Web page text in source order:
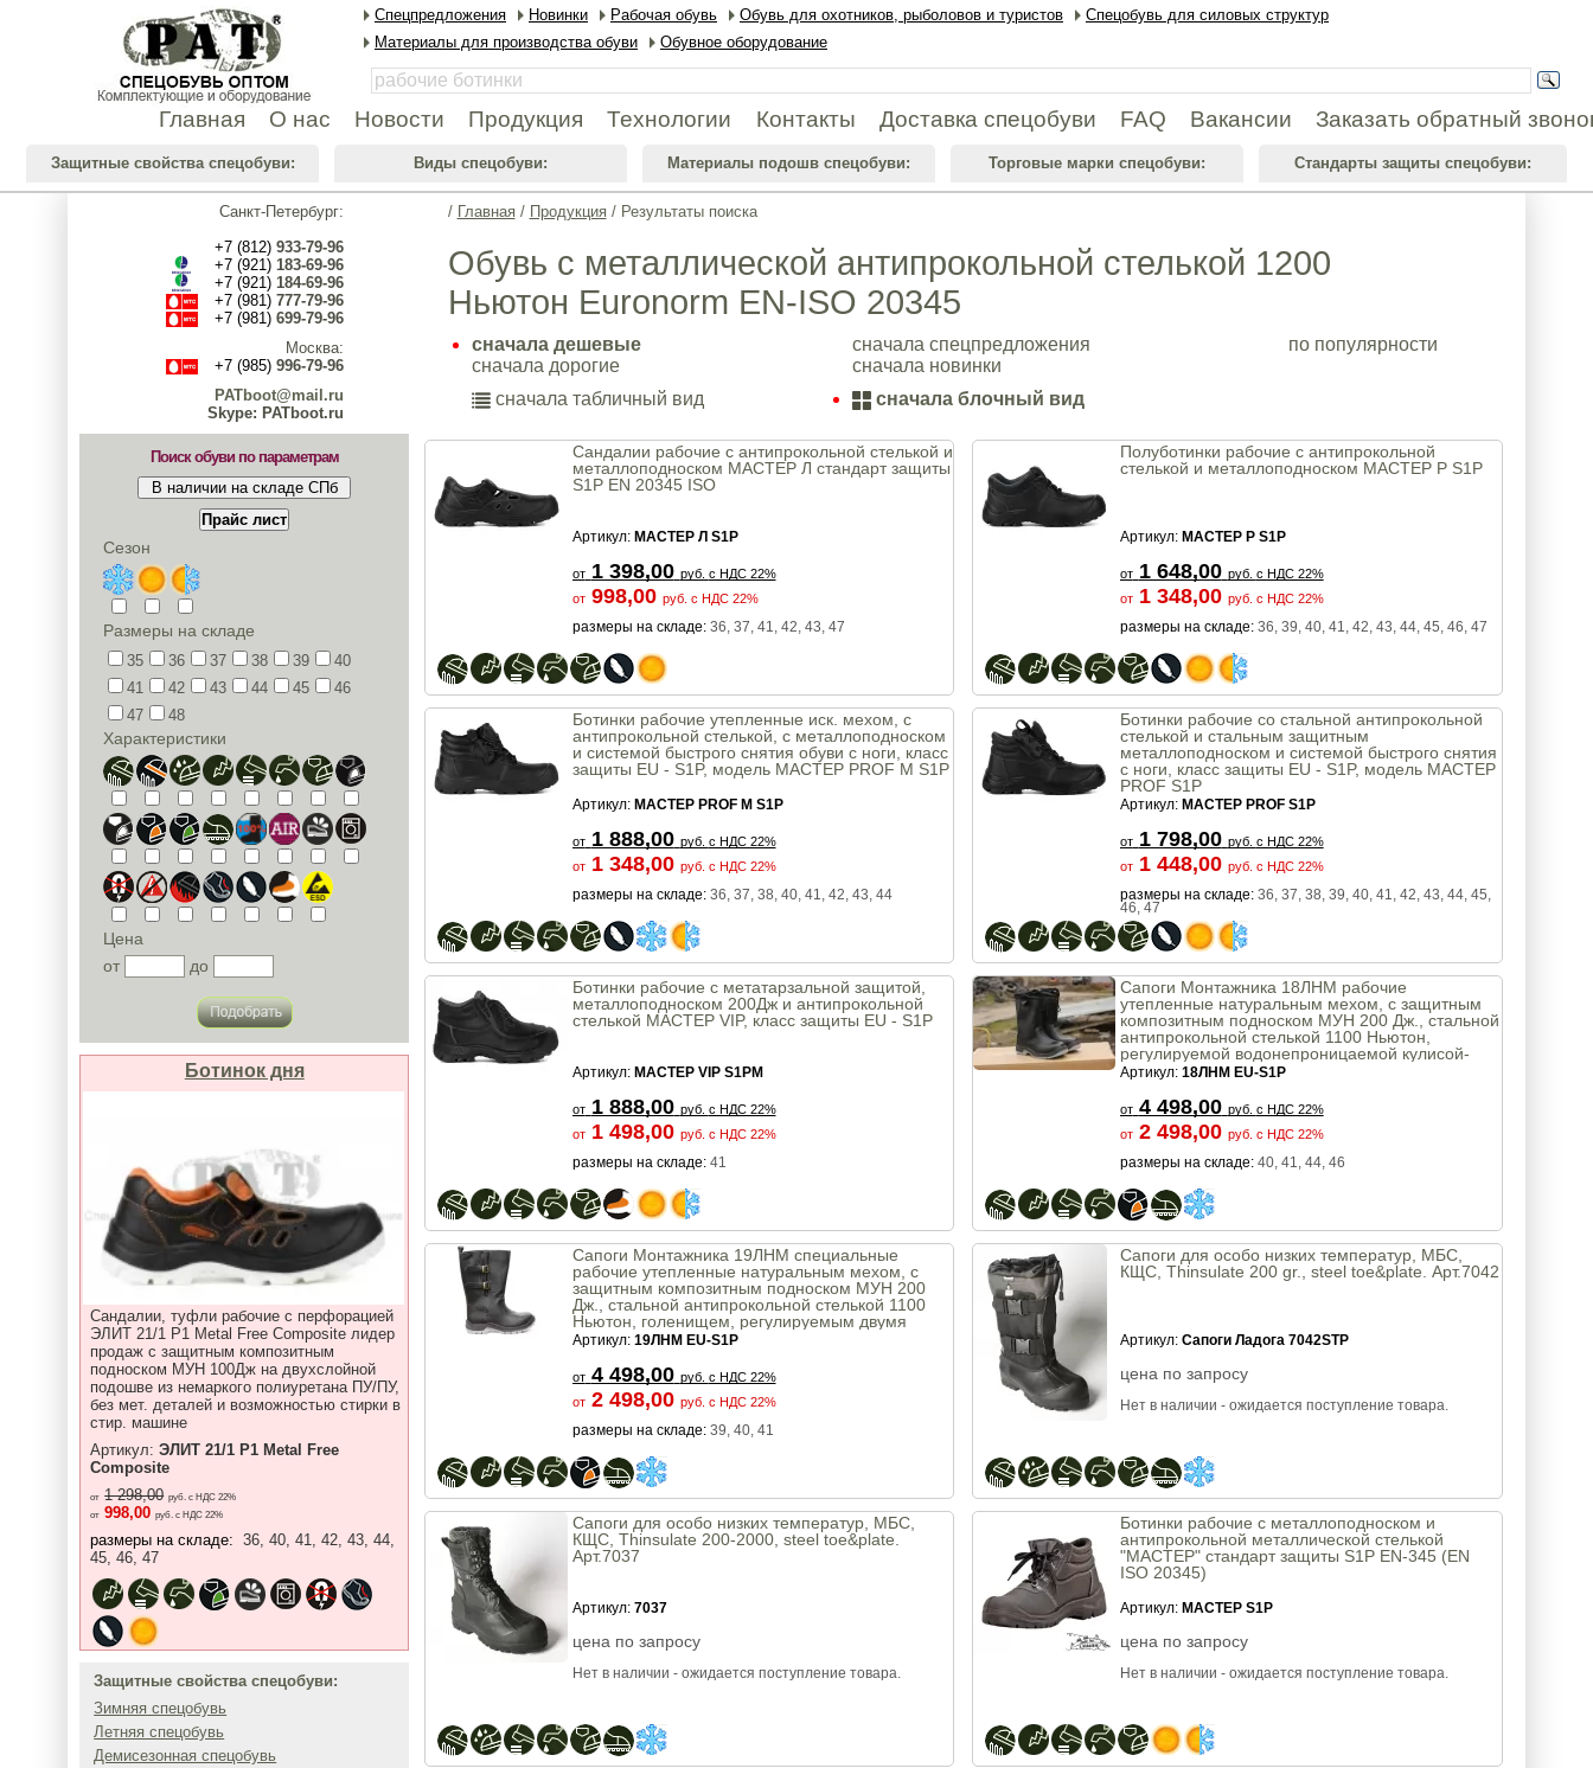
Санкт-Петербург:
+7 (812)933-79-96
+7 (921)183-69-96
+7 (921)184-69-96
+7 (981)777-79-96
+7 (981)699-79-96
Москва:
+7 (985)996-79-96
PATboot@mail.ru
Skype: PATboot.ru
Поиск обуви по параметрам
Сезон
Размеры на складе
35 36 37 38 39
40
41
42 43 44 45
46
47
48
Характеристики
Цена
от
до
Ботинок дня
Сандалии, туфли рабочие с перфорацией
ЭЛИТ 21/1 P1 Metal Free Composite лидер
продаж с защитным композитным
подноском МУН 100Дж на двухслойной
подошве из немаркого полиуретана ПУ/ПУ,
без мет. деталей и возможностью стирки в
стир. машине
Артикул:ЭЛИТ 21/1 P1 Metal Free
Composite
от 1 298,00 руб. с НДС 22%
от 998,00 руб. с НДС 22%
размеры на складе: 36, 40, 41, 42, 43, 44,
45, 46, 47
Защитные свойства спецобуви:
Зимняя спецобувь
Летняя спецобувь
Демисезонная спецобувь
/ Главная/ Продукция/ Результаты поиска
Обувь с металлической антипрокольной стелькой 1200
Ньютон Euronorm EN-ISO 20345
сначала дешевые сначала спецпредложения
по популярности
сначала дорогие
сначала новинки
сначала табличный вид
сначала блочный вид
Сандалии рабочие с антипрокольной стелькой и
металлоподноском МАСТЕР Л стандарт защиты
S1P EN 20345 ISO
Артикул: МАСТЕР Л S1P
от 1 398,00 руб. с НДС 22%
от 998,00 руб. с НДС 22%
размеры на складе:36, 37, 41, 42, 43, 47
Полуботинки рабочие с антипрокольной
стелькой и металлоподноском MACTEP P S1P
Артикул: MACTEP P S1P
от 1 648,00 руб. с НДС 22%
от 1 348,00 руб. с НДС 22%
размеры на складе:36, 39, 40, 41, 42, 43, 44, 45, 46, 47
Ботинки рабочие утепленные иск. мехом, с
антипрокольной стелькой, с металлоподноском
и системой быстрого снятия обуви с ноги, класс
защиты EU - S1P, модель МАСТЕР PROF М S1P
Артикул: МАСТЕР PROF M S1P
от 1 888,00 руб. с НДС 22%
от 1 348,00 руб. с НДС 22%
размеры на складе:36, 37, 38, 40, 41, 42, 43, 44
Ботинки рабочие со стальной антипрокольной
стелькой и стальным защитным
металлоподноском и системой быстрого снятия
с ноги, класс защиты EU - S1P, модель МАСТЕР
PROF S1P
Артикул: МАСТЕР PROF S1P
от 1 798,00 руб. с НДС 22%
от 1 448,00 руб. с НДС 22%
размеры на складе:36, 37, 38, 39, 40, 41, 42, 43, 44, 45,
46, 47
Ботинки рабочие с метатарзальной защитой,
металлоподноском 200Дж и антипрокольной
стелькой MACTEP VIP, класс защиты EU - S1P
Артикул: MACTEP VIP S1PM
от 1 888,00 руб. с НДС 22%
от 1 498,00 руб. с НДС 22%
размеры на складе:41
Сапоги Монтажника 18ЛНМ рабочие
утепленные натуральным мехом, с защитным
композитным подноском МУН 200 Дж., стальной
антипрокольной стелькой 1100 Ньютон,
регулируемой водонепроницаемой кулисой-
манжетой, класс защиты S1P
Артикул: 18ЛНМ EU-S1P
от 4 498,00 руб. с НДС 22%
от 2 498,00 руб. с НДС 22%
размеры на складе:40, 41, 44, 46
Сапоги Монтажника 19ЛНМ специальные
рабочие утепленные натуральным мехом, с
защитным композитным подноском МУН 200
Дж., стальной антипрокольной стелькой 1100
Ньютон, голенищем, регулируемым двумя
пряжками, класс защиты S1P
Артикул: 19ЛНМ EU-S1P
от 4 498,00 руб. с НДС 22%
от 2 498,00 руб. с НДС 22%
размеры на складе:39, 40, 41
Сапоги для особо низких температур, МБС,
КЩС, Thinsulate 200 gr., steel toe&plate. Арт.7042
Артикул: Сапоги Ладога 7042STP
цена по запросу
Нет в наличии - ожидается поступление товара.
Сапоги для особо низких температур, МБС,
КЩС, Thinsulate 200-2000, steel toe&plate.
Арт.7037
Артикул: 7037
цена по запросу
Нет в наличии - ожидается поступление товара.
Ботинки рабочие с металлоподноском и
антипрокольной металлической стелькой
"МАСТЕР" стандарт защиты S1P EN-345 (EN
ISO 20345)
Артикул: МАСТЕР S1P
цена по запросу
Нет в наличии - ожидается поступление товара.
Спецпредложения Новинки Рабочая обувь Обувь для охотников, рыболовов и туристов
Спецобувь для силовых структур
Материалы для производства обуви
Обувное оборудование
Главная О нас Новости Продукция Технологии Контакты Доставка спецобуви FAQ Вакансии Заказать обратный
Защитные свойства спецобуви: Виды спецобуви: Материалы подошв спецобуви: Торговые марки спецобуви: Стандарты защиты спецобуви: